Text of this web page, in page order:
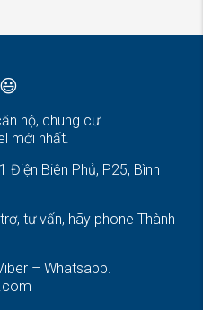
hộ, chung cư
mới nhất.
Điện Biên Phủ, P25, Bình
tư vấn, hãy phone Thành
– Whatsapp.